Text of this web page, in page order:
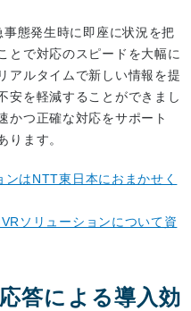
態発生時に即座に状況を把
とで対応のスピードを大幅に
アルタイムで新しい情報を提
安を軽減することができまし
かつ正確な対応をサポート
ります。
はNTT東日本におまかせく
ソリューションについて資
答による導入効